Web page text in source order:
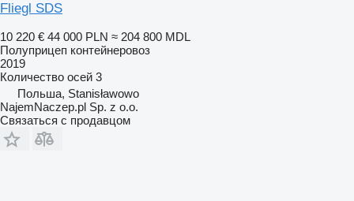
Fliegl SDS
10 220 € 44 000 PLN ≈ 204 800 MDL
Полуприцеп контейнеровоз
2019
Количество осей 3
Польша, Stanisławowo
NajemNaczep.pl Sp. z o.o.
Связаться с продавцом